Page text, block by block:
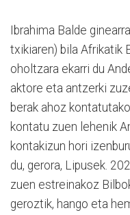
Ibrahima Balde
txikiaren) bila Afrikatik
oholtzara ekarri du
aktore eta antzerki
berak ahoz
kontatu zuen lehenik
kontakizun hori
du, gerora, Lipusek.
zuen estreinakoz
geroztik, hango eta